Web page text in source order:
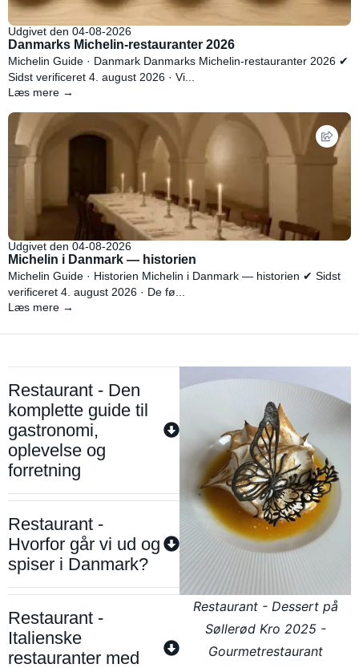
Udgivet den 04-08-2026
Danmarks Michelin-restauranter 2026
Michelin Guide · Danmark Danmarks Michelin-restauranter 2026 ✔
Sidst verificeret 4. august 2026 · Vi...
Læs mere →
Udgivet den 04-08-2026
Michelin i Danmark — historien
Michelin Guide · Historien Michelin i Danmark — historien ✔ Sidst
verificeret 4. august 2026 · De fø...
Læs mere →
Restaurant - Den
komplette guide til
gastronomi,
oplevelse og
forretning
Restaurant -
Hvorfor går vi ud og
spiser i Danmark?
Restaurant -
Italienske
restauranter med
Restaurant - Dessert på
Søllerød Kro 2025 -
Gourmetrestaurant